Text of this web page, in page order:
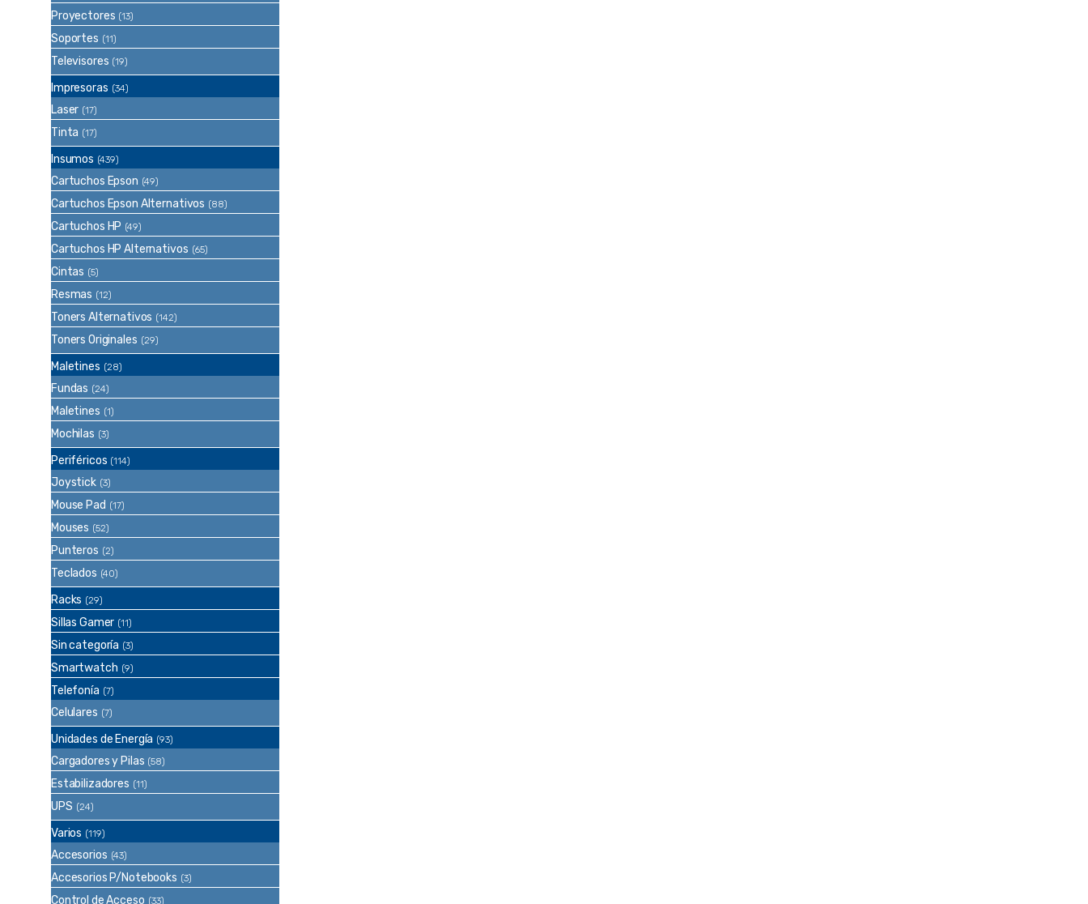
Proyectores (13)
Soportes (11)
Televisores (19)
Impresoras (34)
Laser (17)
Tinta (17)
Insumos (439)
Cartuchos Epson (49)
Cartuchos Epson Alternativos (88)
Cartuchos HP (49)
Cartuchos HP Alternativos (65)
Cintas (5)
Resmas (12)
Toners Alternativos (142)
Toners Originales (29)
Maletines (28)
Fundas (24)
Maletines (1)
Mochilas (3)
Periféricos (114)
Joystick (3)
Mouse Pad (17)
Mouses (52)
Punteros (2)
Teclados (40)
Racks (29)
Sillas Gamer (11)
Sin categoría (3)
Smartwatch (9)
Telefonía (7)
Celulares (7)
Unidades de Energía (93)
Cargadores y Pilas (58)
Estabilizadores (11)
UPS (24)
Varios (119)
Accesorios (43)
Accesorios P/Notebooks (3)
Control de Acceso (33)